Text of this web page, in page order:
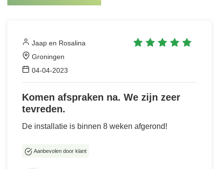
Jaap en Rosalina
Groningen
04-04-2023
Komen afspraken na. We zijn zeer
tevreden.
De installatie is binnen 8 weken afgerond!
Aanbevolen door klant